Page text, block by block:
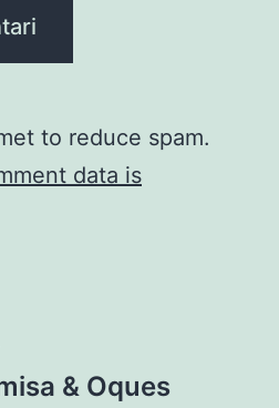
to reduce spam.
data is
& Oques